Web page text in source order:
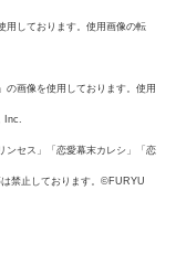
用しております。使用画像の転
画像を使用しております。使用
Inc.
ンセス」「恋愛幕末カレシ」「恋
禁止しております。©FURYU